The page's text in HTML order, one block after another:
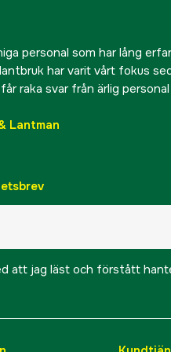
personal som har lång
har varit vårt fokus
raka svar från ärlig
Lantman
att jag läst och förstått